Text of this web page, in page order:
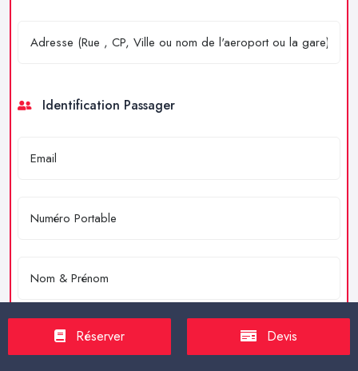
Identification Passager
Merci de résoudre l'équation : 4 + 2 = ?
Réserver Devis